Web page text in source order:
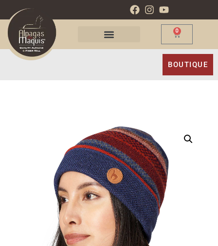
0
BOUTIQUE